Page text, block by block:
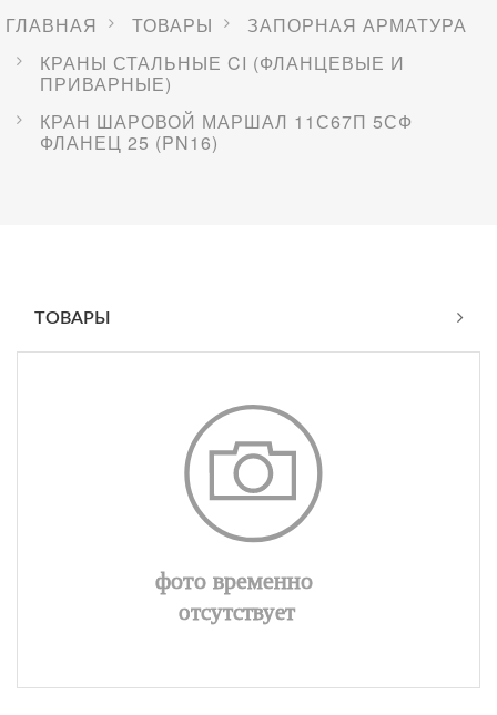
ГЛАВНАЯ ТОВАРЫ
ЗАПОРНАЯ АРМАТУРА
КРАНЫ СТАЛЬНЫЕ CI (ФЛАНЦЕВЫЕ И
ПРИВАРНЫЕ)
КРАН ШАРОВОЙ МАРШАЛ 11С67П 5СФ
ФЛАНЕЦ 25 (PN16)
ТОВАРЫ